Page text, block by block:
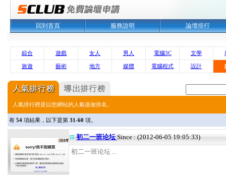
回到首頁 服務說明 論壇排行
綜合 遊戲 女人 男人 電腦3C 文學
旅遊 藝術 地方 媒體 電腦程式 設計
人氣排行榜是以您網站的人氣值做排名。
有 54 項結果，以下是第 31-60 項。
初二一班论坛Since : (2012-06-05 19:05:33)
初二一班论坛 ...